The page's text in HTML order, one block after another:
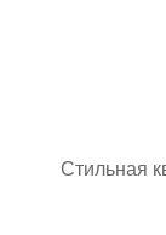
Стильная